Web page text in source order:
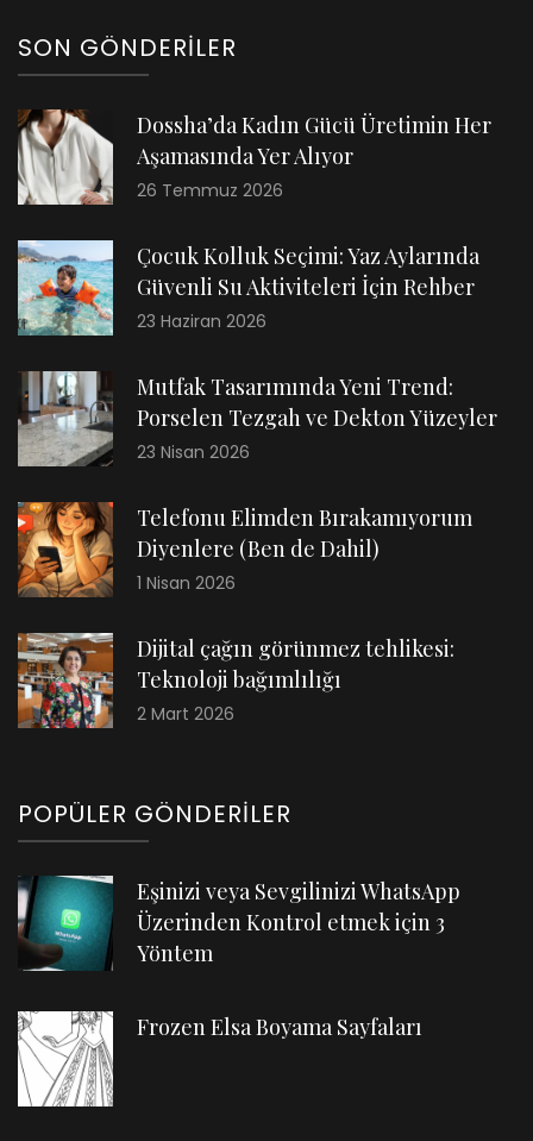
SON GÖNDERILER
Dossha’da Kadın Gücü Üretimin Her
Aşamasında Yer Alıyor
26 Temmuz 2026
Çocuk Kolluk Seçimi: Yaz Aylarında
Güvenli Su Aktiviteleri İçin Rehber
23 Haziran 2026
Mutfak Tasarımında Yeni Trend:
Porselen Tezgah ve Dekton Yüzeyler
23 Nisan 2026
Telefonu Elimden Bırakamıyorum
Diyenlere (Ben de Dahil)
1 Nisan 2026
Dijital çağın görünmez tehlikesi:
Teknoloji bağımlılığı
2 Mart 2026
POPÜLER GÖNDERILER
Eşinizi veya Sevgilinizi WhatsApp
Üzerinden Kontrol etmek için 3
Yöntem
Frozen Elsa Boyama Sayfaları